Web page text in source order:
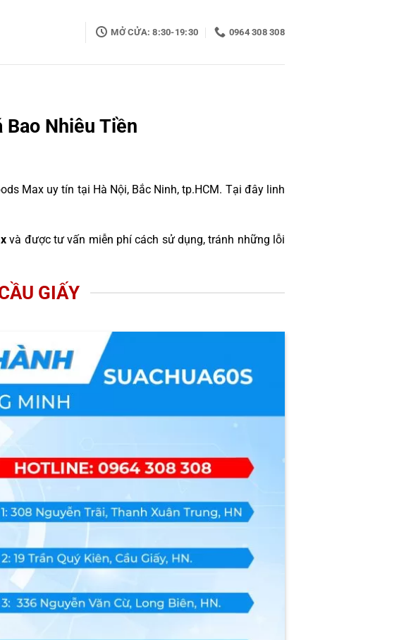
MỞ CỬA: 8:30-19:30 0964 308 308
Bao Nhiêu Tiền
Max uy tín tại Hà Nội, Bắc Ninh, tp.HCM. Tại đây linh
và được tư vấn miễn phí cách sử dụng, tránh những lỗi
GIẤY